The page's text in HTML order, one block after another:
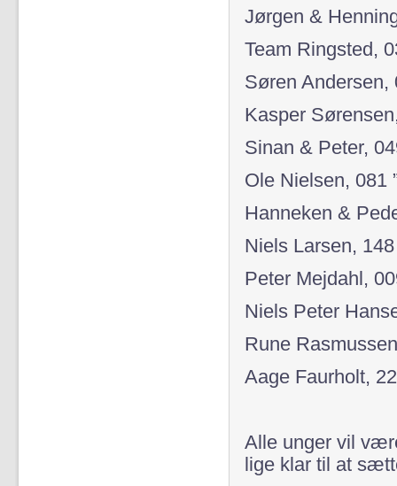
Jørgen &
Team Ringsted,
Søren Andersen,
Kasper
Sinan & Peter,
Ole Nielsen, 081
Hanneken &
Niels Larsen, 148
Peter Mejdahl,
Niels Peter
Rune
Aage Faurholt,
Alle unger vil
lige klar til at